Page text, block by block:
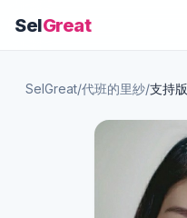
SelGreat
SelGreat/代班的里紗/支持